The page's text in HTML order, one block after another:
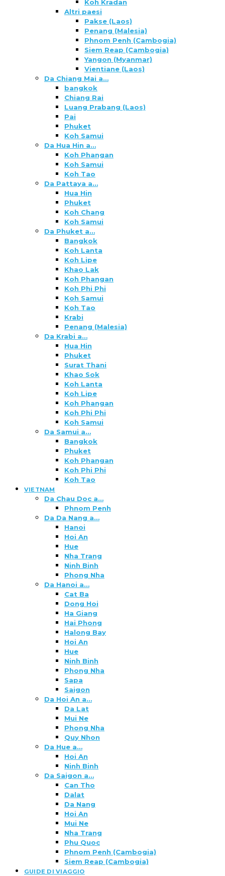
Koh Kradan
Altri paesi
Pakse (Laos)
Penang (Malesia)
Phnom Penh (Cambogia)
Siem Reap (Cambogia)
Yangon (Myanmar)
Vientiane (Laos)
Da Chiang Mai a…
bangkok
Chiang Rai
Luang Prabang (Laos)
Pai
Phuket
Koh Samui
Da Hua Hin a…
Koh Phangan
Koh Samui
Koh Tao
Da Pattaya a…
Hua Hin
Phuket
Koh Chang
Koh Samui
Da Phuket a…
Bangkok
Koh Lanta
Koh Lipe
Khao Lak
Koh Phangan
Koh Phi Phi
Koh Samui
Koh Tao
Krabi
Penang (Malesia)
Da Krabi a…
Hua Hin
Phuket
Surat Thani
Khao Sok
Koh Lanta
Koh Lipe
Koh Phangan
Koh Phi Phi
Koh Samui
Da Samui a…
Bangkok
Phuket
Koh Phangan
Koh Phi Phi
Koh Tao
VIETNAM
Da Chau Doc a…
Phnom Penh
Da Da Nang a…
Hanoi
Hoi An
Hue
Nha Trang
Ninh Binh
Phong Nha
Da Hanoi a…
Cat Ba
Dong Hoi
Ha Giang
Hai Phong
Halong Bay
Hoi An
Hue
Ninh Binh
Phong Nha
Sapa
Saigon
Da Hoi An a…
Da Lat
Mui Ne
Phong Nha
Quy Nhon
Da Hue a…
Hoi An
Ninh Binh
Da Saigon a…
Can Tho
Dalat
Da Nang
Hoi An
Mui Ne
Nha Trang
Phu Quoc
Phnom Penh (Cambogia)
Siem Reap (Cambogia)
GUIDE DI VIAGGIO